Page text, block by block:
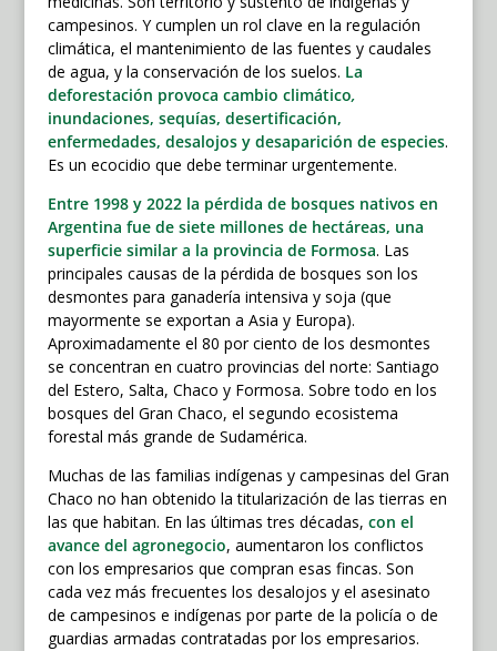
campesinos. Y cumplen un rol clave en la regulación
climática, el mantenimiento de las fuentes y caudales
de agua, y la conservación de los suelos. La
deforestación provoca cambio climático,
inundaciones, sequías, desertificación,
enfermedades, desalojos y desaparición de especies.
Es un ecocidio que debe terminar urgentemente.
Entre 1998 y 2022 la pérdida de bosques nativos en
Argentina fue de siete millones de hectáreas, una
superficie similar a la provincia de Formosa. Las
principales causas de la pérdida de bosques son los
desmontes para ganadería intensiva y soja (que
mayormente se exportan a Asia y Europa).
Aproximadamente el 80 por ciento de los desmontes
se concentran en cuatro provincias del norte: Santiago
del Estero, Salta, Chaco y Formosa. Sobre todo en los
bosques del Gran Chaco, el segundo ecosistema
forestal más grande de Sudamérica.
Muchas de las familias indígenas y campesinas del Gran
Chaco no han obtenido la titularización de las tierras en
las que habitan. En las últimas tres décadas, con el
avance del agronegocio, aumentaron los conflictos
con los empresarios que compran esas fincas. Son
cada vez más frecuentes los desalojos y el asesinato
de campesinos e indígenas por parte de la policía o de
guardias armadas contratadas por los empresarios.